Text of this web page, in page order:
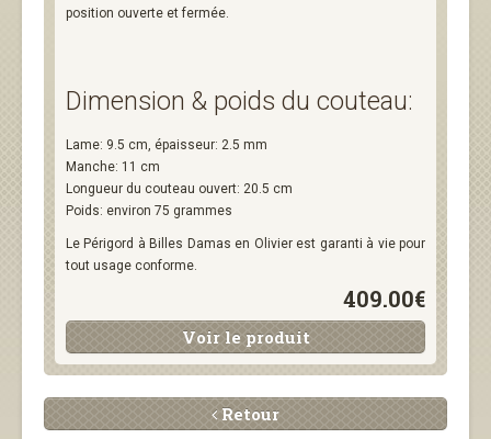
position ouverte et fermée.
Dimension & poids du couteau:
Lame: 9.5 cm, épaisseur: 2.5 mm
Manche: 11 cm
Longueur du couteau ouvert: 20.5 cm
Poids: environ 75 grammes
Le Périgord à Billes Damas en Olivier est garanti à vie pour
tout usage conforme.
409.00€
Voir le produit
Retour